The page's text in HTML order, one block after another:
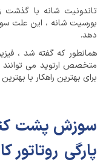
تاندونیت شانه با
بورسیت شانه ، این علت
دهد.
همانطور که گفته شد ،
متخصص ارتوپد می توانند
برای بهترین راهکار با
سوزش پشت
پارگی روتاتور